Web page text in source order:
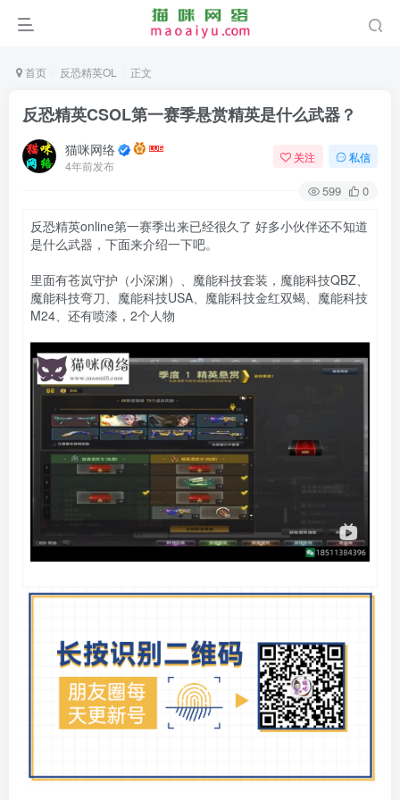
首页 反恐精英OL 正文
反恐精英CSOL第一赛季悬赏精英是什么武器？
猫咪网络
4年前发布
关注 私信
599 0
反恐精英online第一赛季出来已经很久了 好多小伙伴还不知道
是什么武器，下面来介绍一下吧。
里面有苍岚守护（小深渊）、魔能科技套装，魔能科技QBZ、
魔能科技弯刀、魔能科技USA、魔能科技金红双蝎、魔能科技
M24、还有喷漆，2个人物